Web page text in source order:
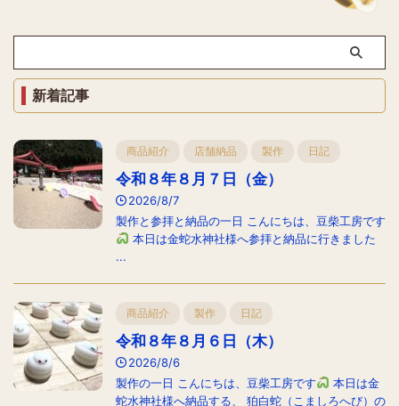
新着記事
商品紹介 店舗納品 製作 日記
令和８年８月７日（金）
2026/8/7
製作と参拝と納品の一日 こんにちは、豆柴工房です
本日は金蛇水神社様へ参拝と納品に行きました
...
商品紹介 製作 日記
令和８年８月６日（木）
2026/8/6
製作の一日 こんにちは、豆柴工房です
本日は金
蛇水神社様へ納品する、 狛白蛇（こましろへび）の